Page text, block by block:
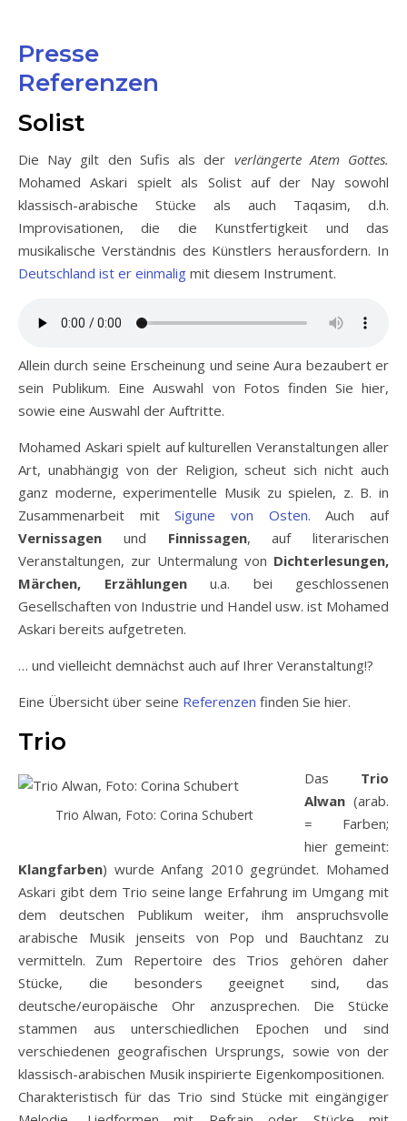
Presse
Referenzen
Solist
Die Nay gilt den Sufis als der verlängerte Atem Gottes.
Mohamed Askari spielt als Solist auf der Nay sowohl
klassisch-arabische Stücke als auch Taqasim, d.h.
Improvisationen, die die Kunstfertigkeit und das
musikalische Verständnis des Künstlers herausfordern. In
Deutschland ist er einmalig mit diesem Instrument.
Allein durch seine Erscheinung und seine Aura bezaubert er
sein Publikum. Eine Auswahl von Fotos finden Sie hier,
sowie eine Auswahl der Auftritte.
Mohamed Askari spielt auf kulturellen Veranstaltungen aller
Art, unabhängig von der Religion, scheut sich nicht auch
ganz moderne, experimentelle Musik zu spielen, z. B. in
Zusammenarbeit mitSigune von Osten. Auch auf
Vernissagen und Finnissagen, auf literarischen
Veranstaltungen, zur Untermalung von Dichterlesungen,
Märchen, Erzählungenu.a. bei geschlossenen
Gesellschaften von Industrie und Handel usw. ist Mohamed
Askari bereits aufgetreten.
… und vielleicht demnächst auch auf Ihrer Veranstaltung!?
Eine Übersicht über seine Referenzen finden Sie hier.
Trio
Trio Alwan, Foto: Corina Schubert
Das Trio
Alwan (arab.
= Farben;
hier gemeint:
Klangfarben) wurde Anfang 2010 gegründet. Mohamed
Askari gibt dem Trio seine lange Erfahrung im Umgang mit
dem deutschen Publikum weiter, ihm anspruchsvolle
arabische Musik jenseits von Pop und Bauchtanz zu
vermitteln. Zum Repertoire des Trios gehören daher
Stücke, die besonders geeignet sind, das
deutsche/europäische Ohr anzusprechen. Die Stücke
stammen aus unterschiedlichen Epochen und sind
verschiedenen geografischen Ursprungs, sowie von der
klassisch-arabischen Musik inspirierte Eigenkompositionen.
Charakteristisch für das Trio sind Stücke mit eingängiger